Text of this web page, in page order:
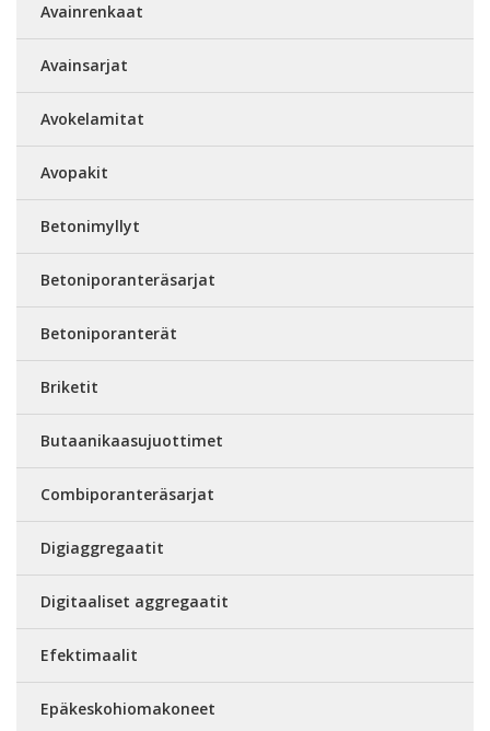
Avainrenkaat
Avainsarjat
Avokelamitat
Avopakit
Betonimyllyt
Betoniporanteräsarjat
Betoniporanterät
Briketit
Butaanikaasujuottimet
Combiporanteräsarjat
Digiaggregaatit
Digitaaliset aggregaatit
Efektimaalit
Epäkeskohiomakoneet